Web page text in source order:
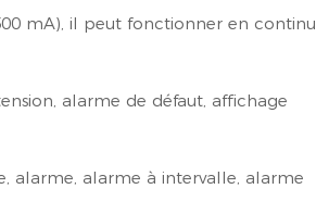
mA), il peut fonctionner en continu
alarme de défaut, affichage
alarme, alarme à intervalle, alarme